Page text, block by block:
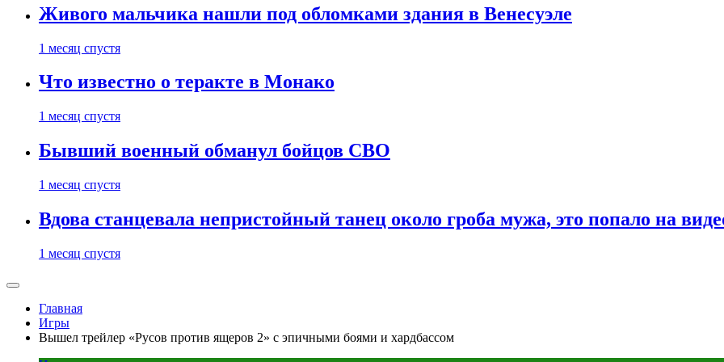
Живого мальчика нашли под обломками здания в Венесуэле
1 месяц спустя
Что известно о теракте в Монако
1 месяц спустя
Бывший военный обманул бойцов СВО
1 месяц спустя
Вдова станцевала непристойный танец около гроба мужа, это попало на
1 месяц спустя
Главная
Игры
Вышел трейлер «Русов против ящеров 2» с эпичными боями и хардбассом